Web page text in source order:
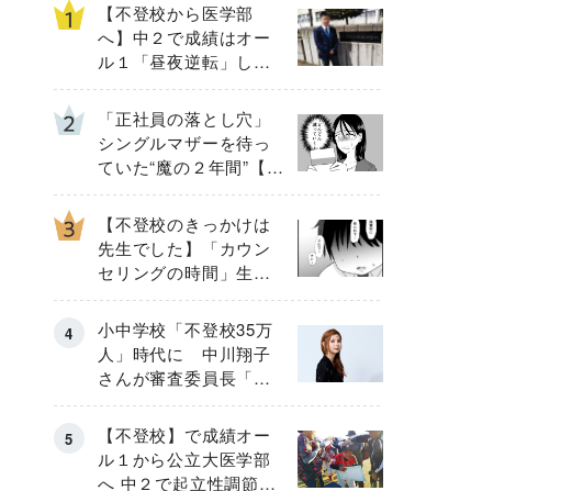
【不登校から医学部
へ】中２で成績はオー
ル１「昼夜逆転」した
わが子を”夜遊び”に連れ
出した母の気づき
「正社員の落とし穴」
シングルマザーを待っ
ていた“魔の２年間”【後
編】
【不登校のきっかけは
先生でした】「カウン
セリングの時間」生徒
の情報をバラしたの
は…《第２話》
小中学校「不登校35万
人」時代に 中川翔子
さんが審査委員長「不
登校生動画甲子園
2026」が開催
【不登校】で成績オー
ル１から公立大医学部
へ 中２で起立性調節障